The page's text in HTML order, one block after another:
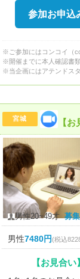
参加お申込
※ご参加にはコンコイ（
※開催までに本人確認書
※当企画にはアテンドス
宮城 【
男性20~49才募集
男性7480円(税込
【お見合